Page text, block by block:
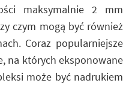
maksymalnie 2 mm
czym mogą być również
Coraz popularniejsze
na których eksponowane
może być nadrukiem